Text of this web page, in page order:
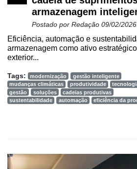
e
Commerce
Informatização
da
Agricultura
Vertical
para
Recursos
armazenagem
Postado por Redação 09/02/2026
Eficiência, automação e
armazenagem como ativo
exterior...
Tags: modernização
gestão inteligente
mudanças climáticas
produtividade
gestão
soluções
cadeias produtivas
sustentabilidade
automação eficiência da